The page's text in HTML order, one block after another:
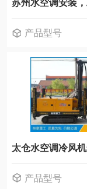
产品型号
产品型号